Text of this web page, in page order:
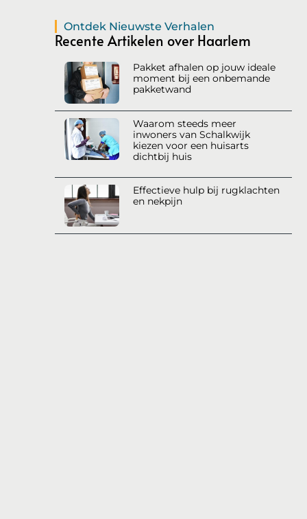
Ontdek Nieuwste Verhalen
Recente Artikelen over Haarlem
Pakket afhalen op jouw ideale
moment bij een onbemande
pakketwand
Waarom steeds meer
inwoners van Schalkwijk
kiezen voor een huisarts
dichtbij huis
Effectieve hulp bij rugklachten
en nekpijn